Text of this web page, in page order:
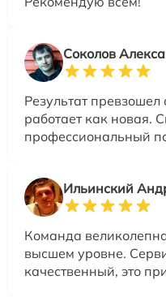
Соколов
Результат
работает как новая.
профессиональный
Ильинский
Команда
высшем уровне.
качественный, это